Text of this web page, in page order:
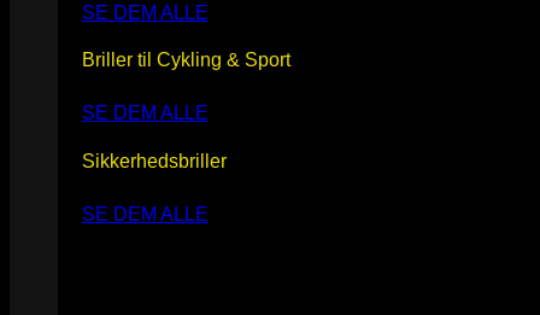
SE DEM ALLE
Briller til Cykling & Sport
SE DEM ALLE
Sikkerhedsbriller
SE DEM ALLE